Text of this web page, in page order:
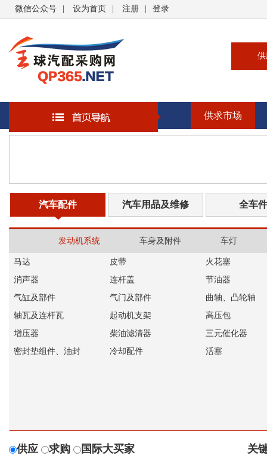
微信公众号 设为首页 注册 登录
供求市场
汽车配件 汽车用品及维修 全车件
发动机系统 车身及附件 车灯
马达 皮带
火花塞
消声器
连杆盖
节油器
气缸及部件
气门及部件
曲轴、凸轮轴
轴瓦及连杆瓦
起动机支架
高压包
增压器
柴油滤清器
三元催化器
密封垫组件、油封
冷却配件 活塞
供应 求购 国际大买家 关